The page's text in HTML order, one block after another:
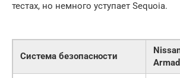
тестах, но немного уступает Sequoia.
Система безопасности